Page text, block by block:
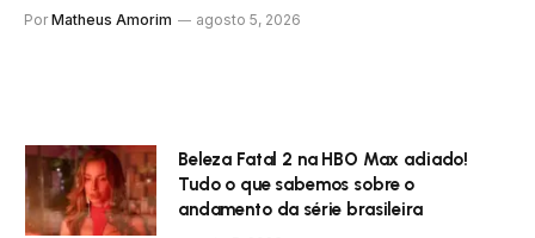
Por Matheus Amorim agosto 5, 2026
Beleza Fatal 2 na HBO Max adiado!
Tudo o que sabemos sobre o
andamento da série brasileira